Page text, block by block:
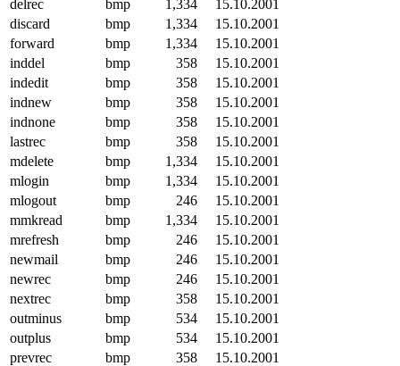
delrec
bmp 1,334
15.10.2001
discard
bmp 1,334
15.10.2001
forward
bmp 1,334
15.10.2001
inddel
bmp 358
15.10.2001
indedit
bmp 358
15.10.2001
indnew
bmp 358
15.10.2001
indnone
bmp 358
15.10.2001
lastrec
bmp 358
15.10.2001
mdelete
bmp 1,334
15.10.2001
mlogin
bmp 1,334
15.10.2001
mlogout
bmp 246
15.10.2001
mmkread
bmp 1,334
15.10.2001
mrefresh
bmp 246
15.10.2001
newmail
bmp 246
15.10.2001
newrec
bmp 246
15.10.2001
nextrec
bmp 358
15.10.2001
outminus
bmp 534
15.10.2001
outplus
bmp 534
15.10.2001
prevrec
bmp 358
15.10.2001